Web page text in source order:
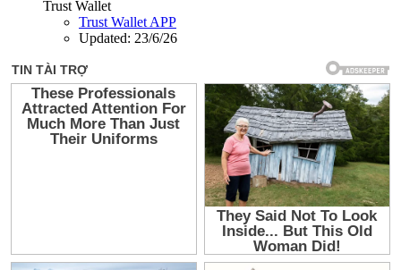
Trust Wallet
Trust Wallet APP
Updated: 23/6/26